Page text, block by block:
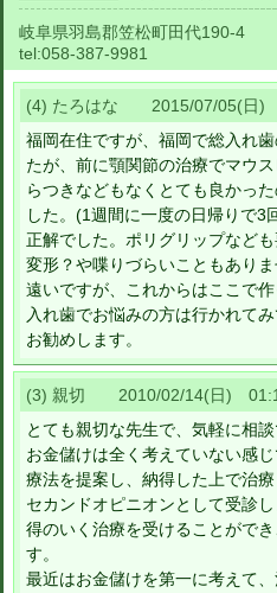
岐阜県羽島郡笠松町田代190-4
tel:058-387-9981
(4) たろはな 2015/07/05(日)
福岡在住ですが、福岡で総入れ
たが、前に顎関節の治療でマウ
らつきなどもなくとても良かっ
した。(1週間に一度の日帰りで3
正解でした。ポリグリップなど
変形？や喋りづらいこともありま
遠いですが、これからはここで作
入れ歯でお悩みの方は行かれてみ
お勧めします。
(3) 親切 2010/02/14(日)
とても親切な先生で、気軽に相談
お金儲けは全く考えていない感
療法を提案し、納得した上で治療
セカンドオピニオンとして受診
得のいく治療を受けることがで
す。
最近はお金儲けを第一に考えて